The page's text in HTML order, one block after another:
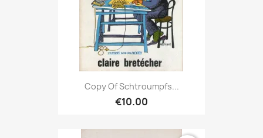
Copy Of Schtroumpfs...
€10.00